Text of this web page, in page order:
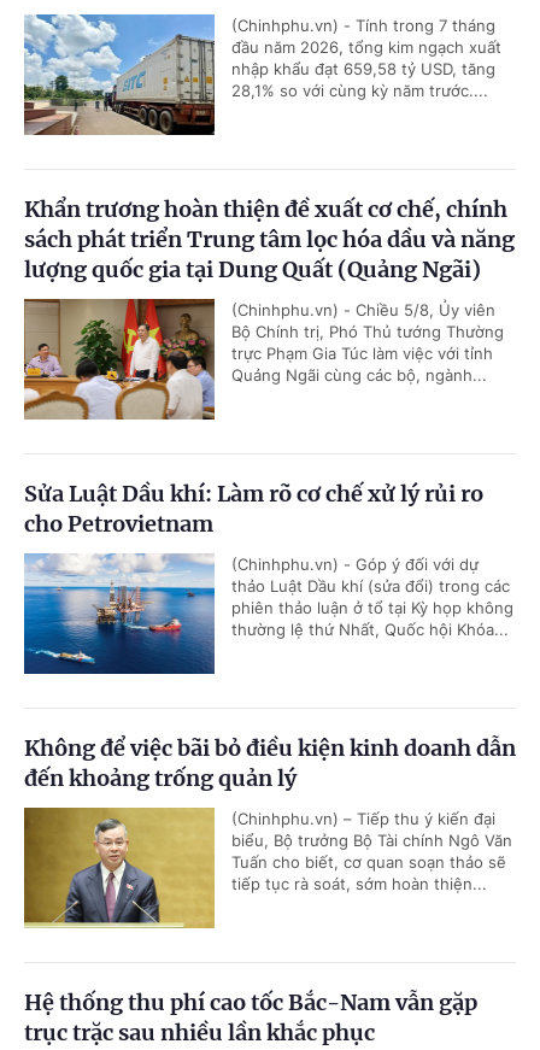
(Chinhphu.vn) - Tính trong 7 tháng
đầu năm 2026, tổng kim ngạch xuất
nhập khẩu đạt 659,58 tỷ USD, tăng
28,1% so với cùng kỳ năm trước....
Khẩn trương hoàn thiện đề xuất cơ chế, chính
sách phát triển Trung tâm lọc hóa dầu và năng
lượng quốc gia tại Dung Quất (Quảng Ngãi)
(Chinhphu.vn) - Chiều 5/8, Ủy viên
Bộ Chính trị, Phó Thủ tướng Thường
trực Phạm Gia Túc làm việc với tỉnh
Quảng Ngãi cùng các bộ, ngành...
Sửa Luật Dầu khí: Làm rõ cơ chế xử lý rủi ro
cho Petrovietnam
(Chinhphu.vn) - Góp ý đối với dự
thảo Luật Dầu khí (sửa đổi) trong các
phiên thảo luận ở tổ tại Kỳ họp không
thường lệ thứ Nhất, Quốc hội Khóa...
Không để việc bãi bỏ điều kiện kinh doanh dẫn
đến khoảng trống quản lý
(Chinhphu.vn) – Tiếp thu ý kiến đại
biểu, Bộ trưởng Bộ Tài chính Ngô Văn
Tuấn cho biết, cơ quan soạn thảo sẽ
tiếp tục rà soát, sớm hoàn thiện...
Hệ thống thu phí cao tốc Bắc-Nam vẫn gặp
trục trặc sau nhiều lần khắc phục